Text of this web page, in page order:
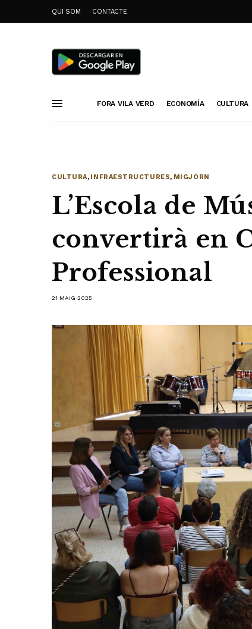
QUI SOM CONTACTE
FORA VILA VERD ECONOMÍA CULTURA
CULTURA, INFRAESTRUCTURES, MIGJORN
L’Escola de
convertirà en
Professional
21 MAIG 2025